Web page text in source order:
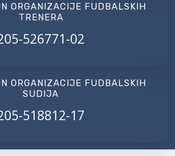
ORGANIZACIJE FUDBALSKIH
TRENERA
526771-02
ORGANIZACIJE FUDBALSKIH
SUDIJA
518812-17